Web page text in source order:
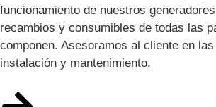
funcionamiento de nuestros
recambios y consumibles de todas las
componen. Asesoramos al cliente en
instalación y mantenimiento.